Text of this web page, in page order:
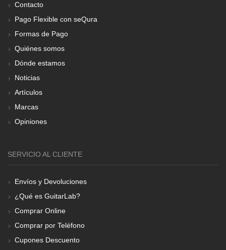
Contacto
Pago Flexible con seQura
Formas de Pago
Quiénes somos
Dónde estamos
Noticias
Artículos
Marcas
Opiniones
SERVICIO AL CLIENTE
Envíos y Devoluciones
¿Qué es GuitarLab?
Comprar Online
Comprar por Teléfono
Cupones Descuento